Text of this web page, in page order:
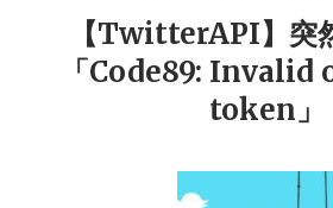
【TwitterAPI】突
「Code89:
token」